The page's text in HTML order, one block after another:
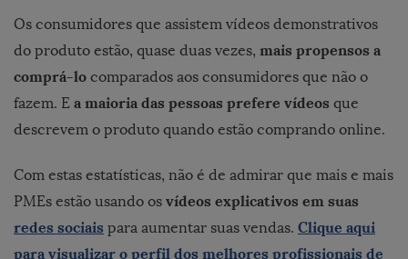
Os consumidores que assistem vídeos demonstrativos
do produto estão, quase duas vezes, mais propensos a
comprá-lo comparados aos consumidores que não o
fazem. E a maioria das pessoas prefere vídeos que
descrevem o produto quando estão comprando online.
Com estas estatísticas, não é de admirar que mais e mais
PMEs estão usando os vídeos explicativos em suas
redes sociais para aumentar suas vendas. Clique aqui
para visualizar o perfil dos melhores profissionais de